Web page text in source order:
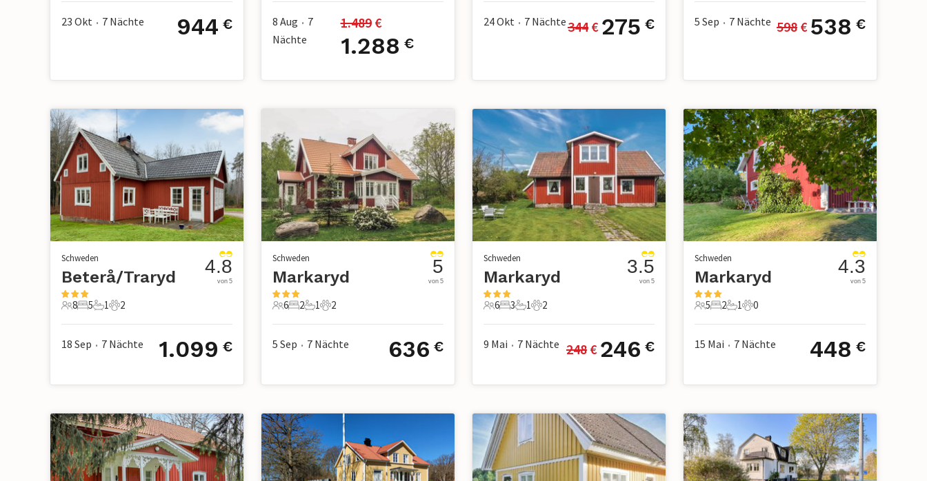
23 Okt • 7 Nächte 944 € 8 Aug • 7
Nächte
1.489 €
1.288 €
24 Okt • 7 Nächte344 € 275 € 5 Sep • 7 Nächte 598 € 538 €
Schweden
Beterå/Traryd
8 Gäste
8
5 Schlafzimmer
5
1 Badezimmer
1
2 Haustiere
2
4.8
von 5
18 Sep • 7 Nächte 1.099 €
Schweden
Markaryd
6 Gäste
6
2 Schlafzimmer
2
1 Badezimmer
1
2 Haustiere
2
5
von 5
5 Sep • 7 Nächte 636 €
Schweden
Markaryd
6 Gäste
6
3 Schlafzimmer
3
1 Badezimmer
1
2 Haustiere
2
3.5
von 5
9 Mai • 7 Nächte 248 € 246 €
Schweden
Markaryd
5 Gäste
5
2 Schlafzimmer
2
1 Badezimmer
1
0 Haustiere
0
4.3
von 5
15 Mai • 7 Nächte 448 €